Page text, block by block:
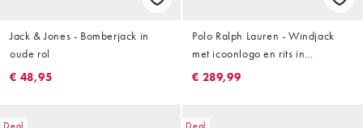
Jack & Jones - Bomberjack in
oude rol
€ 48,95
Polo Ralph Lauren - Windjack
met icoonlogo en rits in
koningsblauw
€ 289,99